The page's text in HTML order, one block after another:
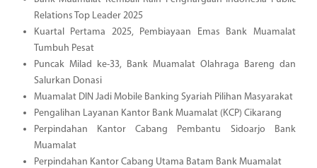
Relations Top Leader 2025
Kuartal Pertama 2025, Pembiayaan Emas Bank Muamalat
Tumbuh Pesat
Puncak Milad ke-33, Bank Muamalat Olahraga Bareng dan
Salurkan Donasi
Muamalat DIN Jadi Mobile Banking Syariah Pilihan Masyarakat
Pengalihan Layanan Kantor Bank Muamalat (KCP) Cikarang
Perpindahan Kantor Cabang Pembantu Sidoarjo Bank
Muamalat
Perpindahan Kantor Cabang Utama Batam Bank Muamalat